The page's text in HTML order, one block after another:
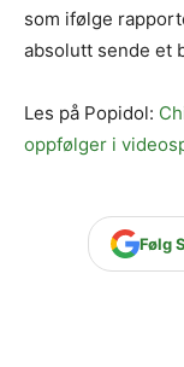
som ifølge
absolutt sende et
Les på Popidol:
oppfølger i
Følg